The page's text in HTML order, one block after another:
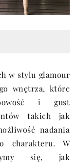
w stylu glamour
wnętrza, które
i gust
takich jak
nadania
charakteru. W
się, jak